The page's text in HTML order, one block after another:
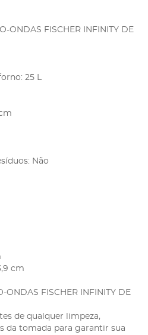
ONDAS FISCHER INFINITY DE
25 L
Não
cm
ONDAS FISCHER INFINITY DE
de qualquer limpeza,
da tomada para garantir sua